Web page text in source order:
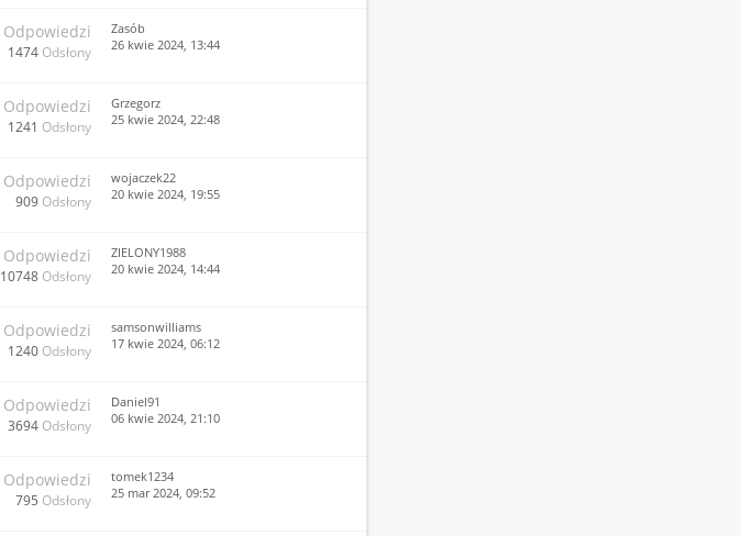
Odpowiedzi
1474 Odsłony
Zasób
26 kwie 2024, 13:44
Odpowiedzi
1241 Odsłony
Grzegorz
25 kwie 2024, 22:48
Odpowiedzi
909 Odsłony
wojaczek22
20 kwie 2024, 19:55
Odpowiedzi
10748 Odsłony
ZIELONY1988
20 kwie 2024, 14:44
Odpowiedzi
1240 Odsłony
samsonwilliams
17 kwie 2024, 06:12
Odpowiedzi
3694 Odsłony
Daniel91
06 kwie 2024, 21:10
Odpowiedzi
795 Odsłony
tomek1234
25 mar 2024, 09:52